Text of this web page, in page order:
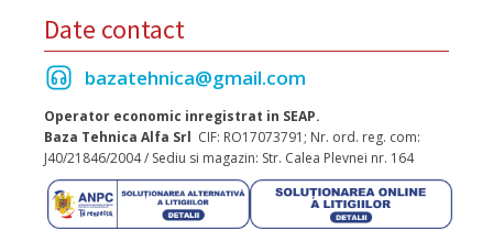
Date contact
bazatehnica@gmail.com
Operator economic inregistrat in SEAP.
Baza Tehnica Alfa Srl CIF: RO17073791; Nr. ord. reg. com:
J40/21846/2004 / Sediu si magazin: Str. Calea Plevnei nr. 164